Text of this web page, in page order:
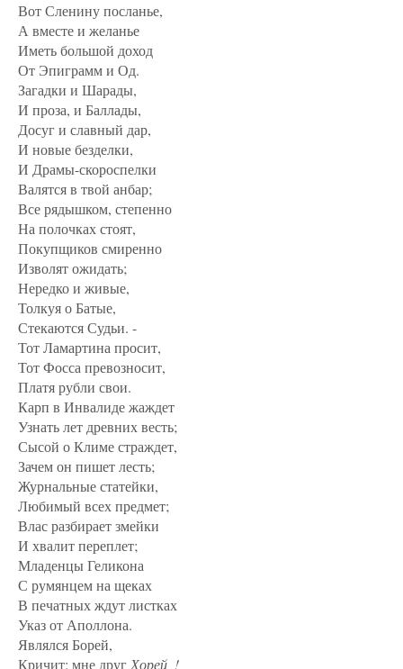
Вот Сленину посланье,
А вместе и желанье
Иметь большой доход
От Эпиграмм и Од.
Загадки и Шарады,
И проза, и Баллады,
Досуг и славный дар,
И новые безделки,
И Драмы-скороспелки
Валятся в твой анбар;
Все рядышком, степенно
На полочках стоят,
Покупщиков смиренно
Изволят ожидать;
Нередко и живые,
Толкуя о Батые,
Стекаются Судьи. -
Тот Ламартина просит,
Тот Фосса превозносит,
Платя рубли свои.
Карп в Инвалиде жаждет
Узнать лет древних весть;
Сысой о Климе страждет,
Зачем он пишет лесть;
Журнальные статейки,
Любимый всех предмет;
Влас разбирает змейки
И хвалит переплет;
Младенцы Геликона
С румянцем на щеках
В печатных ждут листках
Указ от Аполлона.
Являлся Борей,
Кричит: мне друг Хорей_!